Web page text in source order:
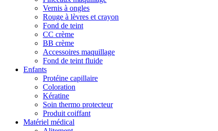
Vernis à ongles
Rouge à lèvres et crayon
Fond de teint
CC crème
BB crème
Accessoires maquillage
Fond de teint fluide
Enfants
Protéine capillaire
Coloration
Kératine
Soin thermo protecteur
Produit coiffant
Matériel médical